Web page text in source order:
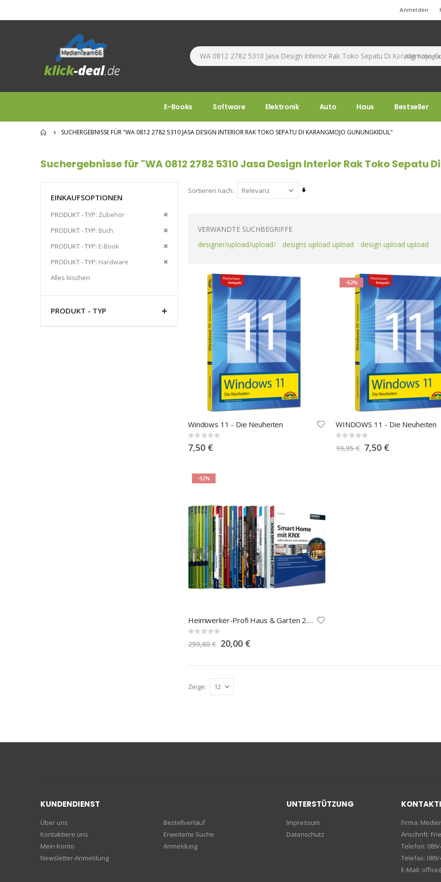
Anmelden
E-Books Software Elektronik Auto Haus Bestseller
SUCHERGEBNISSE FÜR "WA 0812 2782 5310 JASA DESIGN INTERIOR RAK TOKO SEPATU DI KARANGMOJO GUNUNGKIDUL"
Suchergebnisse für "WA 0812 2782 5310 Jasa Design Interior Rak Toko Sepatu
Sortieren nach
Aufsteigend
VERWANDTE SUCHBEGRIFFE
designer/upload/upload/
designs upload upload design upload upload
Windows 11 - Die Neuheiten
Rating:
0%
7,50 €
-62%
WINDOWS 11 - Die Neuheiten
Rating:
0%
19,95 € Special
Price
7,50 €
-92%
Heimwerker-Profi Haus & Garten 2.0 E-Book-Paket
Rating:
0%
259,80 € Special
Price
20,00 €
Zeige
EINKAUFSOPTIONEN
PRODUKT - TYP Zubehör
Diesen
PRODUKT - TYP Buch
Diesen
PRODUKT - TYP E-Book
Diesen
PRODUKT - TYP Hardware
Diesen
Alles löschen
PRODUKT - TYP
KUNDENDIENST
Über uns
Kontaktiere uns
Mein Konto
Newsletter-Anmeldung
Bestellverlauf
Erweiterte Suche
Anmeldung
UNTERSTÜTZUNG
Impressum
Datenschutz
Firma:
Anschrift:
Telefon: 089/
Telefax: 089/
E-Mail: